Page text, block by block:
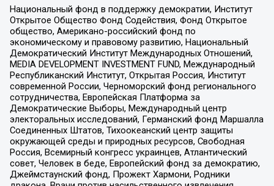
Национальный фонд в поддержку демократии, Институт
Открытое Общество Фонд Содействия, Фонд Открытое
общество, Американо-российский фонд по
экономическому и правовому развитию, Национальный
Демократический Институт Международных Отношений,
MEDIA DEVELOPMENT INVESTMENT FUND, Международный
Республиканский Институт, Открытая Россия, Институт
современной России, Черноморский фонд регионального
сотрудничества, Европейская Платформа за
Демократические Выборы, Международный центр
электоральных исследований, Германский фонд Маршалла
Соединенных Штатов, Тихоокеанский центр защиты
окружающей среды и природных ресурсов, Свободная
Россия, Всемирный конгресс украинцев, Атлантический
совет, Человек в беде, Европейский фонд за демократию,
Джеймстаунский фонд, Прожект Хармони, Родники